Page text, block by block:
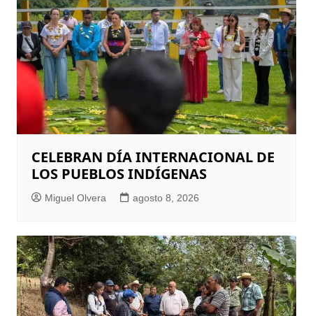
CELEBRAN DÍA INTERNACIONAL DE
LOS PUEBLOS INDÍGENAS
Miguel Olvera agosto 8, 2026